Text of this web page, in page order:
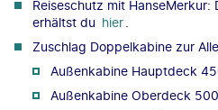
Reiseschutz mit HanseMerkur:
erhältst du hier
Zuschlag Doppelkabine zur
Außenkabine Hauptdeck
Außenkabine Oberdeck